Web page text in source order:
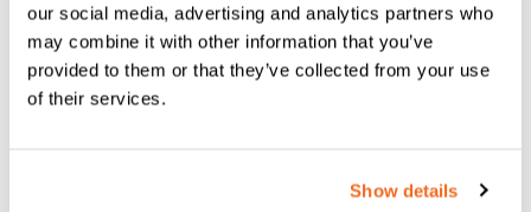
our social media, advertising and analytics partners who
may combine it with other information that you’ve
provided to them or that they’ve collected from your use
of their services.
Show details
corrente di base). I tempi di impostazione si riducono